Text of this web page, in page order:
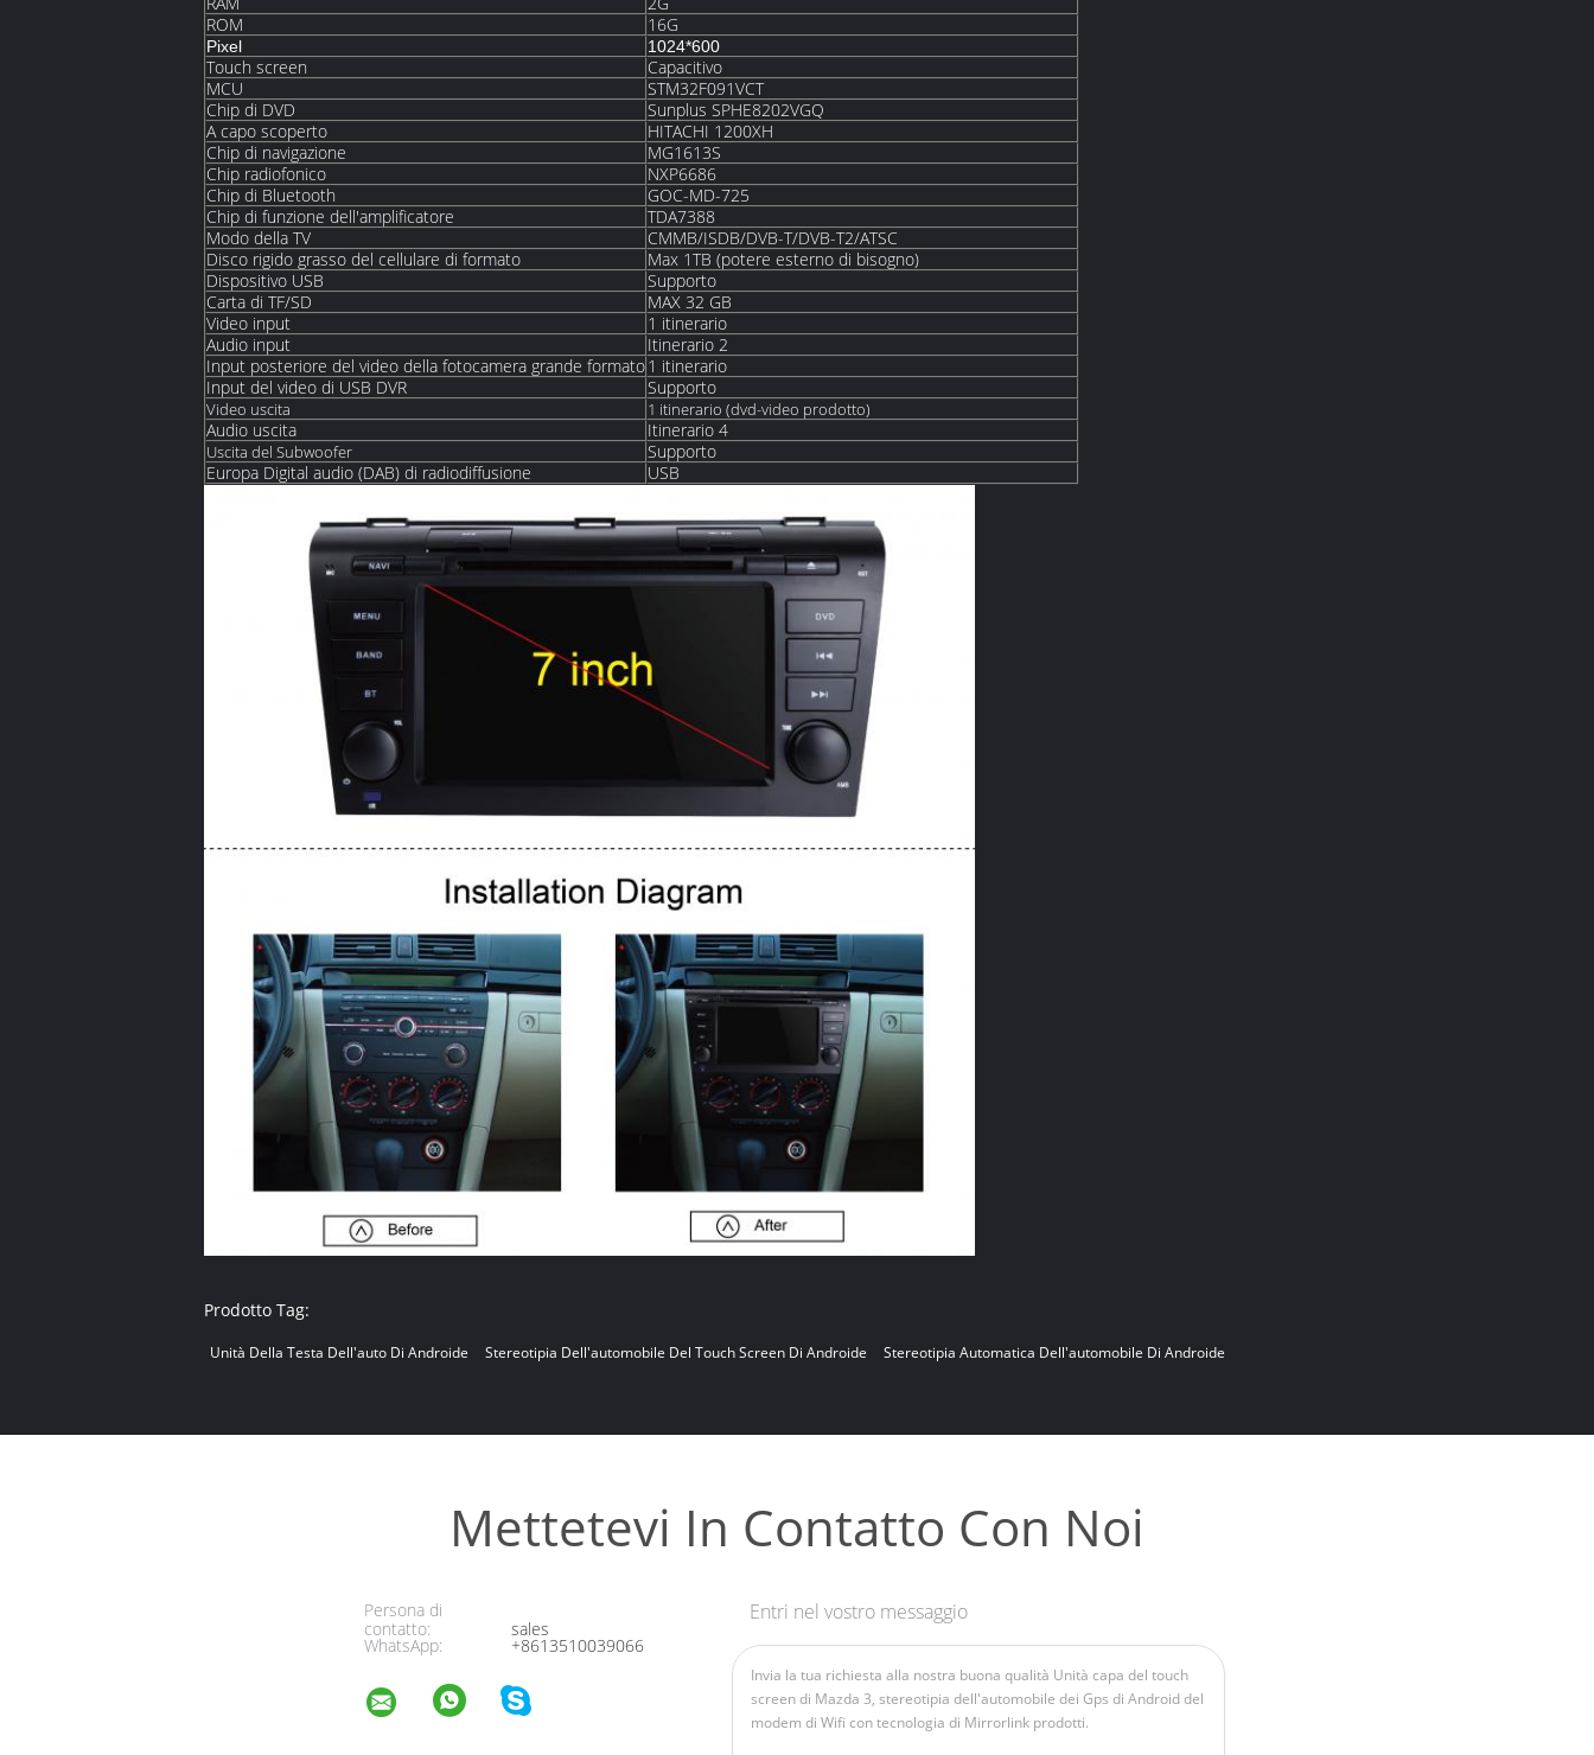
ROM
16G
Pixel 1024*600
Touch screen
Capacitivo
MCU
STM32F091VCT
Chip di DVD
Sunplus SPHE8202VGQ
A capo scoperto
HITACHI 1200XH
Chip di navigazione
MG1613S
Chip radiofonico
NXP6686
Chip di Bluetooth
GOC-MD-725
Chip di funzione dell'amplificatore
TDA7388
Modo della TV
CMMB/ISDB/DVB-T/DVB-T2/ATSC
Disco rigido grasso del cellulare di formato
Max 1TB (potere esterno di bisogno)
Dispositivo USB
Supporto
Carta di TF/SD
MAX 32 GB
Video input
1 itinerario
Audio input
Itinerario 2
Input posteriore del video della fotocamera grande formato1 itinerario
Input del video di USB DVR
Supporto
Video uscita 1 itinerario (dvd-video prodotto)
Audio uscita Itinerario 4
Uscita del Subwoofer
Supporto
Europa Digital audio (DAB) di radiodiffusione
USB
Prodotto Tag:
Unità Della Testa Dell'auto Di Androide Stereotipia Dell'automobile Del Touch Screen Di Androide Stereotipia Automatica Dell'automobile Di Androide
Mettetevi In ​​contatto Con Noi
Persona di
contatto:
sales
WhatsApp: +8613510039066
Entri nel vostro messaggio